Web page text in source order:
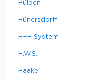
Hülden
Hünersdorff
H+H System
H.W.S.
Haake